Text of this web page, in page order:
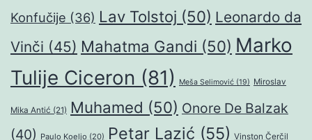
Konfučije (36) Lav Tolstoj (50) Leonardo da
Vinči (45) Mahatma Gandi (50) Marko
Tulije Ciceron (81) Meša Selimović (19) Miroslav
Mika Antić (21) Muhamed (50) Onore De Balzak
(40) Paulo Koeljo (20) Petar Lazić (55) Vinston Čerčil